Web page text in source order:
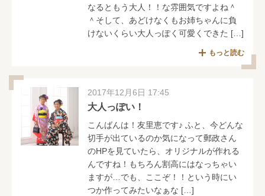
なるともう大人！！な雰囲気ですよね＾
＾そして、あどけなくもお姉ちゃんに負
けないくらい大人っぽく可愛くできた […]
もっと読む
2017年12月6日 17:45
大人っぽい！
こんばんは！友里恵です♪ ふと、今どんな
切手が出ているのか気になって郵政さん
のHPを見ていたら、オリジナルが作れる
んですね！もちろん割高にはなっちゃい
ますが…でも、ここぞ！！という時にい
つか作ってみたいなぁな […]